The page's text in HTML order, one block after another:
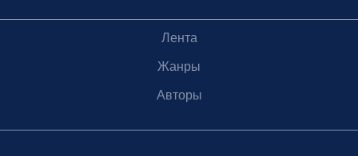
Лента
Жанры
Авторы